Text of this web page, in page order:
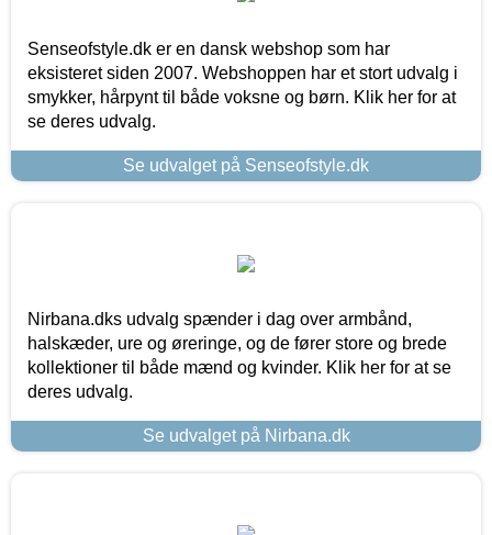
Senseofstyle.dk er en dansk webshop som har
eksisteret siden 2007. Webshoppen har et stort udvalg i
smykker, hårpynt til både voksne og børn. Klik her for at
se deres udvalg.
Se udvalget på Senseofstyle.dk
Nirbana.dks udvalg spænder i dag over armbånd,
halskæder, ure og øreringe, og de fører store og brede
kollektioner til både mænd og kvinder. Klik her for at se
deres udvalg.
Se udvalget på Nirbana.dk